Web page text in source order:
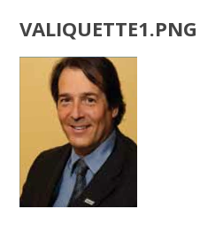
VALIQUETTE1.PNG